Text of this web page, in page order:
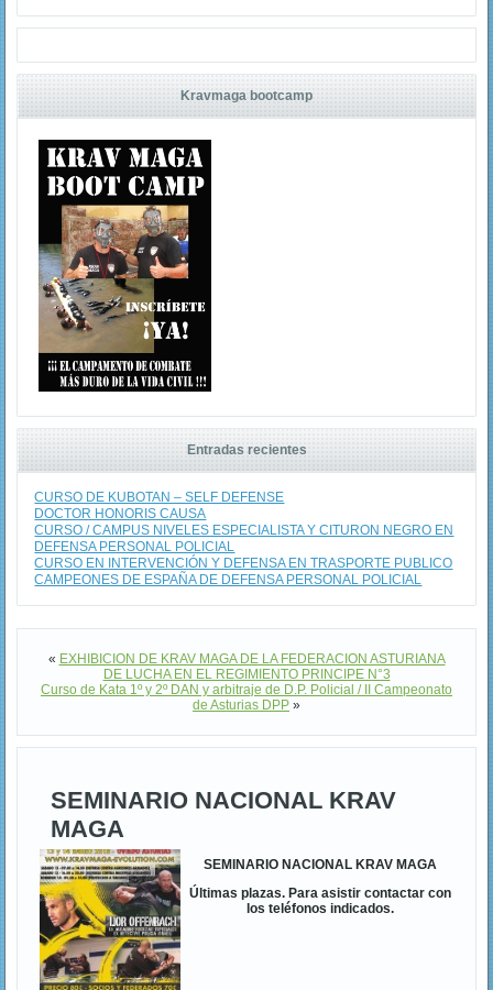
Kravmaga bootcamp
Entradas recientes
CURSO DE KUBOTAN – SELF DEFENSE
DOCTOR HONORIS CAUSA
CURSO / CAMPUS NIVELES ESPECIALISTA Y CITURON NEGRO EN
DEFENSA PERSONAL POLICIAL
CURSO EN INTERVENCIÓN Y DEFENSA EN TRASPORTE PUBLICO
CAMPEONES DE ESPAÑA DE DEFENSA PERSONAL POLICIAL
« EXHIBICION DE KRAV MAGA DE LA FEDERACION ASTURIANA
DE LUCHA EN EL REGIMIENTO PRINCIPE N°3
Curso de Kata 1º y 2º DAN y arbitraje de D.P. Policial / II Campeonato
de Asturias DPP »
SEMINARIO NACIONAL KRAV
MAGA
SEMINARIO NACIONAL KRAV MAGA
Últimas plazas. Para asistir contactar con
los teléfonos indicados.